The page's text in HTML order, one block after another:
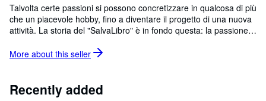
Help
CLOSE
Talvolta certe passioni si possono concretizzare in qualcosa di più
che un piacevole hobby, fino a diventare il progetto di una nuova
attività. La storia del "SalvaLibro" è in fondo questa: la passione
sia anche per il lettore. La percezione del progressivo
Franceschini - a creare un'ampia libreria che offrisse l'opportunità
di trovare, tra gli oltre ventimila titoli, opere dei generi più diversi:
More about this seller
Recently added